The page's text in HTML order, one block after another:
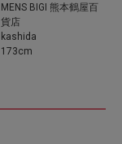
MENS BIGI 熊本鶴屋百
貨店
kashida
173cm